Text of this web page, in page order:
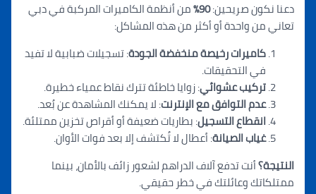
دعنا نكون صريحين:90% من أنظمة الكاميرات المركبة في دبي
تعاني من واحدة أو أكثر من هذه المشاكل:
كاميرات رخيصة منخفضة الجودة: تسجيلات ضبابية لا تفيد
في التحقيقات.
تركيب عشوائي: زوايا خاطئة تترك نقاط عمياء خطيرة.
عدم التوافق مع الإنترنت: لا يمكنك المشاهدة عن بُعد.
انقطاع التسجيل: بطاريات ضعيفة أو أقراص تخزين ممتلئة.
غياب الصيانة: أعطال لا تُكتشف إلا بعد فوات الأوان.
النتيجة؟أنت تدفع آلاف الدراهم لشعور زائف بالأمان، بينما
ممتلكاتك وعائلتك في خطر حقيقي.